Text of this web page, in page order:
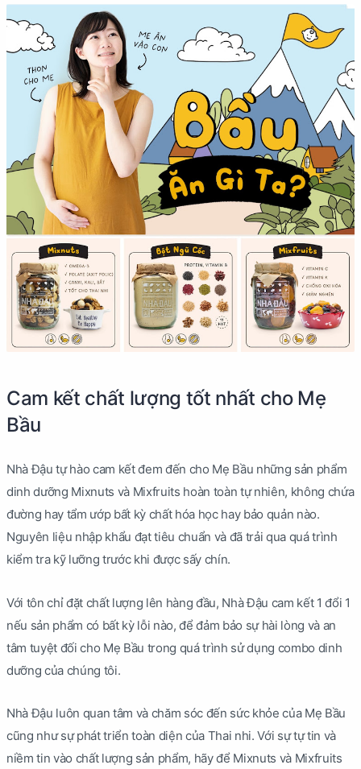
Cam kết chất lượng tốt nhất cho Mẹ
Bầu
Nhà Đậu tự hào cam kết đem đến cho Mẹ Bầu những sản phẩm
dinh dưỡng Mixnuts và Mixfruits hoàn toàn tự nhiên, không chứa
đường hay tẩm ướp bất kỳ chất hóa học hay bảo quản nào.
Nguyên liệu nhập khẩu đạt tiêu chuẩn và đã trải qua quá trình
kiểm tra kỹ lưỡng trước khi được sấy chín.
Với tôn chỉ đặt chất lượng lên hàng đầu, Nhà Đậu cam kết 1 đổi 1
nếu sản phẩm có bất kỳ lỗi nào, để đảm bảo sự hài lòng và an
tâm tuyệt đối cho Mẹ Bầu trong quá trình sử dụng combo dinh
dưỡng của chúng tôi.
Nhà Đậu luôn quan tâm và chăm sóc đến sức khỏe của Mẹ Bầu
cũng như sự phát triển toàn diện của Thai nhi. Với sự tự tin và
niềm tin vào chất lượng sản phẩm, hãy để Mixnuts và Mixfruits